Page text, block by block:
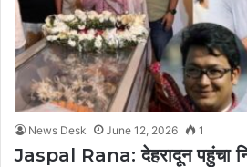
News Desk June 12, 2026 1
Jaspal Rana: देहरादून पहुंचा